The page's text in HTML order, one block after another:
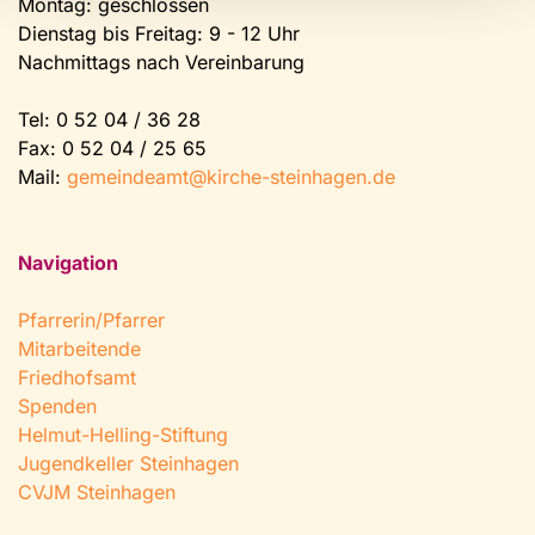
Montag: geschlossen
Dienstag bis Freitag: 9 - 12 Uhr
Nachmittags nach Vereinbarung
Tel: 0 52 04 / 36 28
Fax: 0 52 04 / 25 65
Mail: gemeindeamt@kirche-steinhagen.de
Navigation
Pfarrerin/Pfarrer
Mitarbeitende
Friedhofsamt
Spenden
Helmut-Helling-Stiftung
Jugendkeller Steinhagen
CVJM Steinhagen